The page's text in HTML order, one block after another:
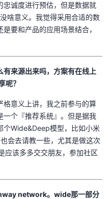
忠诚度进行预估，但是数据就
啥意义。我觉得采用合适的数
要和产品的应用场景结合，
来源出来吗，方案有在线上
呢？
格意义上讲，我之前参与的算
一个『推荐系统』。但是据我
个Wide&Deep模型，比如小米
会去请教一些，尤其是做这次
应该多多交交朋友，参加社区
network。wide那一部分